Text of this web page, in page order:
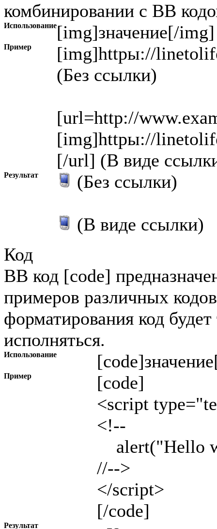
комбинировании с BB
Использование[img]значение[/img]
Пример
[img]httpы://
(Без ссылки)
[url=http://
[img]httpы://
[/url] (В виде
Результат (Без ссылки)
(В виде ссылки)
Код
BB код [code]
примеров различных
форматирования код
исполняться.
Использование [code]значение
Пример
[code]
<script
<!--
alert("Hello
//-->
</script>
[/code]
Результат